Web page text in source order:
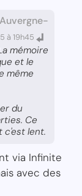
à 19h45
mémoire
et le
même
du
Ce
c'est lent.
via Infinite
avec des